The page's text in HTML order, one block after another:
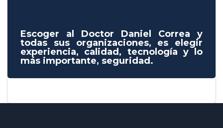
Escoger al Doctor Daniel Correa y
todas sus organizaciones, es elegir
experiencia, calidad, tecnología y lo
más importante, seguridad.